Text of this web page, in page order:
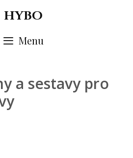
HYBO
Menu
a sestavy pro